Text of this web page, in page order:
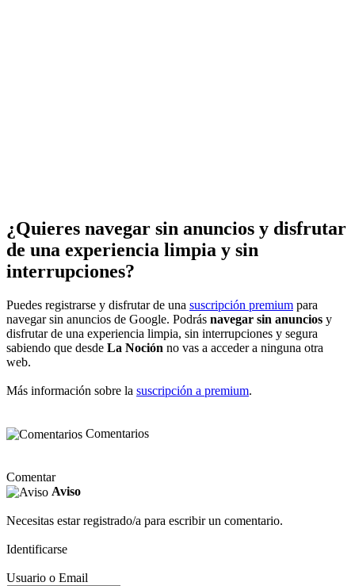
¿Quieres navegar sin anuncios y disfrutar
de una experiencia limpia y sin
interrupciones?
Puedes registrarse y disfrutar de una suscripción premium para
navegar sin anuncios de Google. Podrás navegar sin anuncios y
disfrutar de una experiencia limpia, sin interrupciones y segura
sabiendo que desde La Noción no vas a acceder a ninguna otra
web.
Más información sobre la suscripción a premium.
Comentarios
Comentar
Aviso
Necesitas estar registrado/a para escribir un comentario.
Identificarse
Usuario o Email